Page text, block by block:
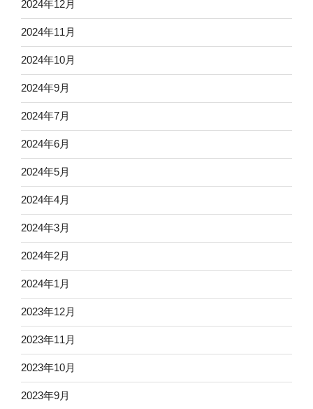
2024年12月
2024年11月
2024年10月
2024年9月
2024年7月
2024年6月
2024年5月
2024年4月
2024年3月
2024年2月
2024年1月
2023年12月
2023年11月
2023年10月
2023年9月